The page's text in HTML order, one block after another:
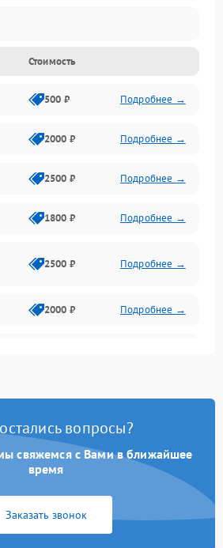
Стоимость
500 ₽ Подробнее →
2000 ₽ Подробнее →
2500 ₽ Подробнее →
1800 ₽ Подробнее →
2500 ₽ Подробнее →
2000 ₽ Подробнее →
2100 ₽ Подробнее →
1700 ₽
вопросы?
свяжемся с Вами в ближайшее
время
Заказать звонок